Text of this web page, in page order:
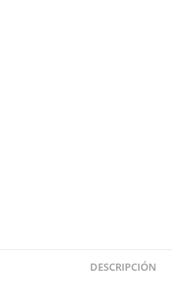
DESCRIPCIÓN